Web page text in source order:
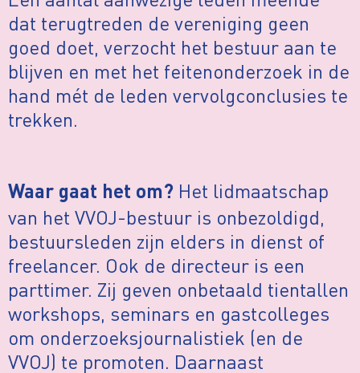
dat terugtreden de vereniging geen
goed doet, verzocht het bestuur aan te
blijven en met het feitenonderzoek in de
hand mét de leden vervolgconclusies te
trekken.
Waar gaat het om? Het lidmaatschap
van het VVOJ-bestuur is onbezoldigd,
bestuursleden zijn elders in dienst of
freelancer. Ook de directeur is een
parttimer. Zij geven onbetaald tientallen
workshops, seminars en gastcolleges
om onderzoeksjournalistiek (en de
VVOJ) te promoten. Daarnaast